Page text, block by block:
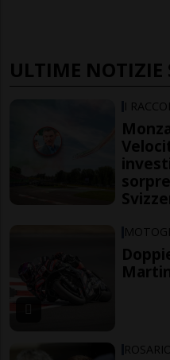
ULTIME NOTIZIE
I
Martin